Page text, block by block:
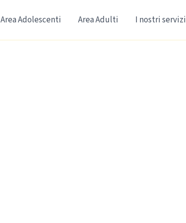
Area Adolescenti Area Adulti I nostri servizi